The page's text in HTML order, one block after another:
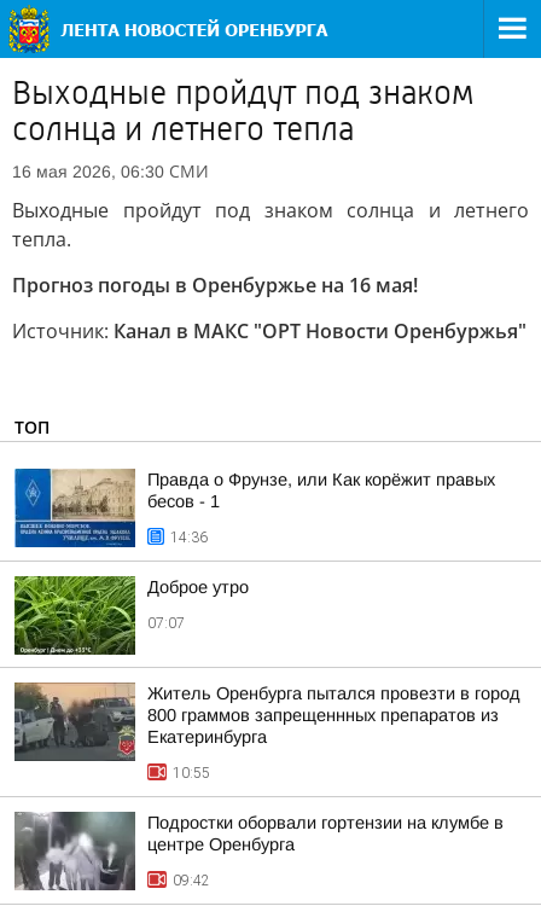
Выходные пройдут под знаком
солнца и летнего тепла
16 мая 2026, 06:30 СМИ
Выходные пройдут под знаком солнца и летнего
тепла.
Прогноз погоды в Оренбуржье на 16 мая!
Источник: Канал в МАКС "ОРТ Новости Оренбуржья"
ТОП
Правда о Фрунзе, или Как корёжит правых
бесов - 1
14:36
Доброе утро
07:07
Житель Оренбурга пытался провезти в город
800 граммов запрещеннных препаратов из
Екатеринбурга
10:55
Подростки оборвали гортензии на клумбе в
центре Оренбурга
09:42